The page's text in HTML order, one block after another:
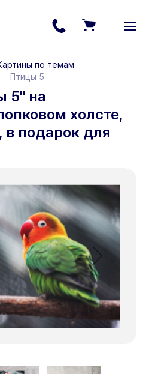
по темам
Птицы 5
5" на
холсте,
в подарок для